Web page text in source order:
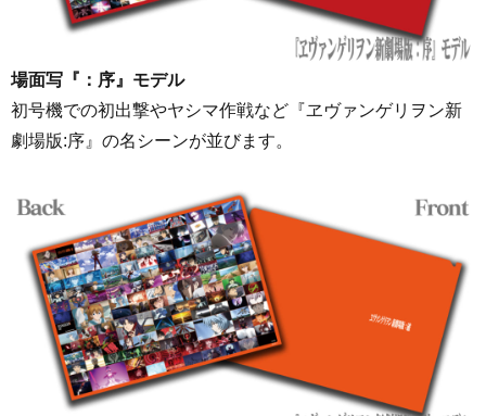
場面写『：序』モデル
初号機での初出撃やヤシマ作戦など『ヱヴァンゲリヲン新
劇場版:序』の名シーンが並びます。